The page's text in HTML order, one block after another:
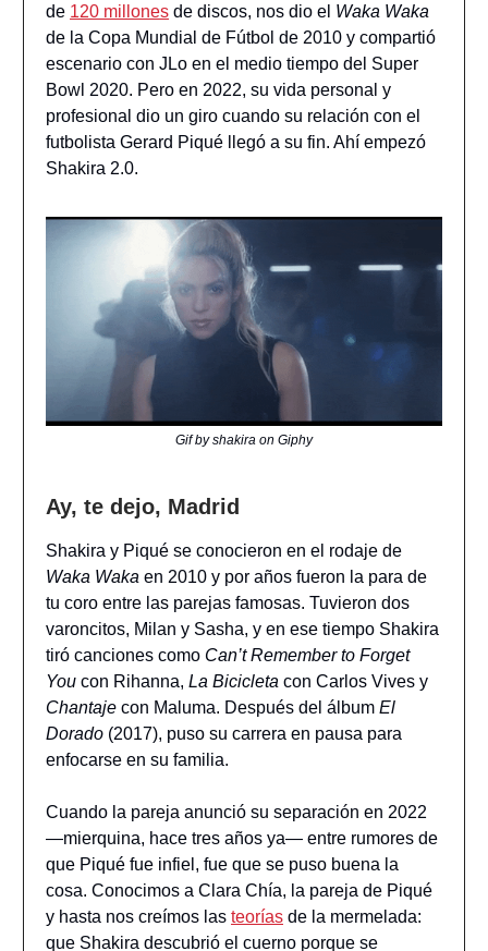
de 120 millones de discos, nos dio el Waka Waka
de la Copa Mundial de Fútbol de 2010 y compartió
escenario con JLo en el medio tiempo del Super
Bowl 2020. Pero en 2022, su vida personal y
profesional dio un giro cuando su relación con el
futbolista Gerard Piqué llegó a su fin. Ahí empezó
Shakira 2.0.
Gif by shakira on Giphy
Ay, te dejo, Madrid
Shakira y Piqué se conocieron en el rodaje de
Waka Waka en 2010 y por años fueron la para de
tu coro entre las parejas famosas. Tuvieron dos
varoncitos, Milan y Sasha, y en ese tiempo Shakira
tiró canciones como Can’t Remember to Forget
You con Rihanna, La Bicicleta con Carlos Vives y
Chantaje con Maluma. Después del álbum El
Dorado (2017), puso su carrera en pausa para
enfocarse en su familia.
Cuando la pareja anunció su separación en 2022
—mierquina, hace tres años ya— entre rumores de
que Piqué fue infiel, fue que se puso buena la
cosa. Conocimos a Clara Chía, la pareja de Piqué
y hasta nos creímos las teorías de la mermelada:
que Shakira descubrió el cuerno porque se